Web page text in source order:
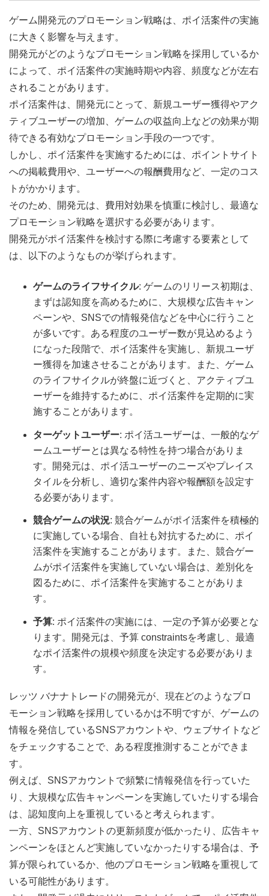
ゲーム開発元のプロモーション戦略は、ポイ活案件の実施
に大きく影響を与えます。
開発元がどのようなプロモーション戦略を採用しているか
によって、ポイ活案件の実施時期や内容、頻度などが左右
されることがあります。
ポイ活案件は、開発元にとって、新規ユーザー獲得やアク
ティブユーザーの増加、ゲームの収益向上などの効果が期
待できる有効なプロモーション手段の一つです。
しかし、ポイ活案件を実施するためには、ポイントサイト
への掲載費用や、ユーザーへの報酬費用など、一定のコス
トがかかります。
そのため、開発元は、費用対効果を慎重に検討し、最適な
プロモーション戦略を選択する必要があります。
開発元がポイ活案件を検討する際に考慮する要素として
は、以下のようなものが挙げられます。
ゲームのライフサイクル: ゲームのリリース初期は、
まずは認知度を高めるために、大規模な広告キャン
ペーンや、SNSでの情報発信などを中心に行うこと
が多いです。ある程度のユーザー数が見込めるよう
になった段階で、ポイ活案件を実施し、新規ユーザ
ー獲得を加速させることがあります。また、ゲーム
のライフサイクルが終盤に近づくと、アクティブユ
ーザーを維持するために、ポイ活案件を定期的に実
施することがあります。
ターゲットユーザー: ポイ活ユーザーは、一般的なゲ
ームユーザーとは異なる特性を持つ場合がありま
す。開発元は、ポイ活ユーザーのニーズやプレイス
タイルを分析し、適切な案件内容や報酬額を設定す
る必要があります。
競合ゲームの状況: 競合ゲームがポイ活案件を積極的
に実施している場合、自社も対抗するために、ポイ
活案件を実施することがあります。また、競合ゲー
ムがポイ活案件を実施していない場合は、差別化を
図るために、ポイ活案件を実施することがありま
す。
予算: ポイ活案件の実施には、一定の予算が必要とな
ります。開発元は、予算 constraintsを考慮し、最適
なポイ活案件の規模や頻度を決定する必要がありま
す。
レッツ バナナトレードの開発元が、現在どのようなプロ
モーション戦略を採用しているかは不明ですが、ゲームの
情報を発信しているSNSアカウントや、ウェブサイトなど
をチェックすることで、ある程度推測することができま
す。
例えば、SNSアカウントで頻繁に情報発信を行っていた
り、大規模な広告キャンペーンを実施していたりする場合
は、認知度向上を重視していると考えられます。
一方、SNSアカウントの更新頻度が低かったり、広告キャ
ンペーンをほとんど実施していなかったりする場合は、予
算が限られているか、他のプロモーション戦略を重視して
いる可能性があります。